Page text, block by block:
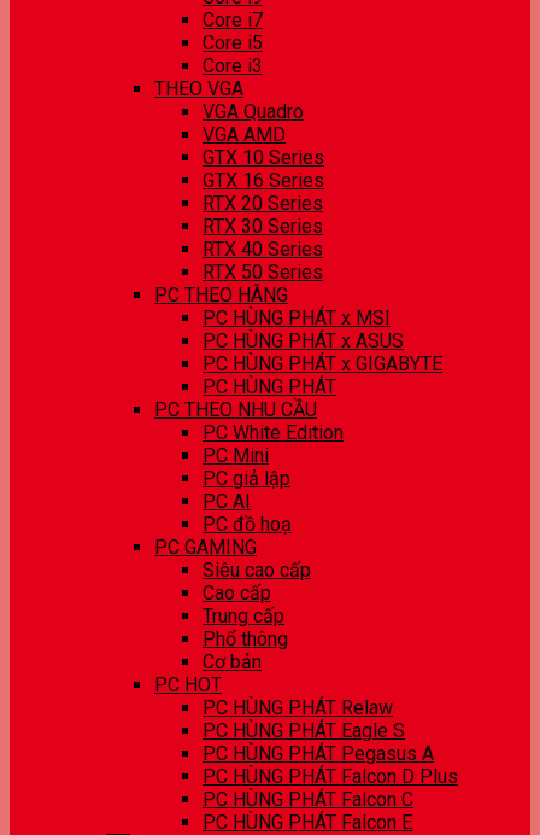
Core i7
Core i5
Core i3
THEO VGA
VGA Quadro
VGA AMD
GTX 10 Series
GTX 16 Series
RTX 20 Series
RTX 30 Series
RTX 40 Series
RTX 50 Series
PC THEO HÃNG
PC HÙNG PHÁT x MSI
PC HÙNG PHÁT x ASUS
PC HÙNG PHÁT x GIGABYTE
PC HÙNG PHÁT
PC THEO NHU CẦU
PC White Edition
PC Mini
PC giả lập
PC AI
PC đồ hoạ
PC GAMING
Siêu cao cấp
Cao cấp
Trung cấp
Phổ thông
Cơ bản
PC HOT
PC HÙNG PHÁT Relaw
PC HÙNG PHÁT Eagle S
PC HÙNG PHÁT Pegasus A
PC HÙNG PHÁT Falcon D Plus
PC HÙNG PHÁT Falcon C
PC HÙNG PHÁT Falcon E